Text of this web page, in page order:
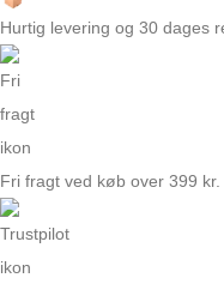
Hurtig levering og 30 dages
Fri fragt ved køb over 399 kr.